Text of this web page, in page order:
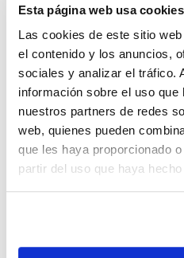
Esta página web usa cookies
Las cookies de este sitio
el contenido y los anuncios,
sociales y analizar el tráfico.
información sobre el uso que
nuestros partners de redes
web, quienes pueden
que les haya proporcionado
partir del uso que haya
Los filtros sin jeringa Mini-
más rápida y más fácil de
muestras que se están
UniPrep le permite preparar
requerido por otros métodos.
almacenada en un vial de
tiempo y dinero y verá grandes
laboratorio.
Documentación
TDS / Ficha técnica
Regístrate para
descargas
SDS/ Hoja de seguridad
Regístrate para
descargas
Los productos marcados
listos para una entrega